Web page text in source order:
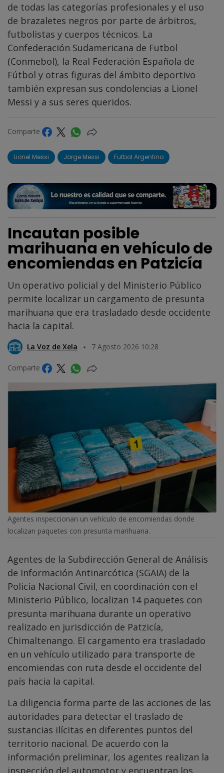
de todas las categorías profesionales y el uso
de brazaletes negros por parte de árbitros,
futbolistas y cuerpos técnicos. La
Confederación Sudamericana de Futbol
(Conmebol), la Real Federación Española de
Fútbol y otras figuras del ámbito deportivo
también expresan sus condolencias a Lionel
Messi y a sus seres queridos.
Comparte
Lionel Messi Jorge Messi Futbol Argentino
Incautan posible
marihuana en vehículo de
encomiendas en Patzicía
Un operativo policial y del Ministerio Público
permite localizar un cargamento de presunta
marihuana que era trasladado desde occidente
hacia la capital.
La Voz de Xela 7 Agosto 2026 10:28
Comparte
Agentes inspeccionan un vehículo de encomiendas donde
localizan paquetes con presunta marihuana.
Agentes de la Subdirección General de Análisis
de Información Antinarcótica (SGAIA) de la
Policía Nacional Civil, en coordinación con el
Ministerio Público, localizan 14 paquetes con
presunta marihuana durante un operativo
realizado en jurisdicción de Patzicía,
Chimaltenango. El cargamento era trasladado
en un vehículo utilizado para transporte de
encomiendas con ruta desde el occidente del
país hacia la capital.
La diligencia forma parte de las acciones de las
autoridades para detectar el traslado de
sustancias ilícitas en diferentes puntos del
territorio nacional. De acuerdo con la
información preliminar, los agentes realizan la